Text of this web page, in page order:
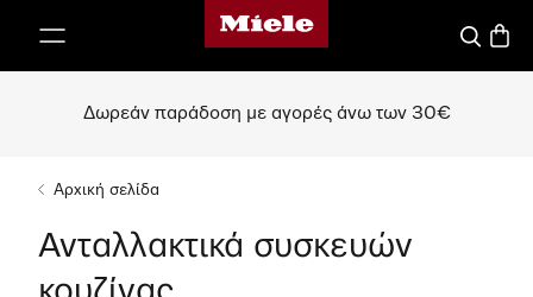
Αρχική σελίδα της Miele
Δωρεάν παράδοση με αγορές άνω των 30€
Αρχική σελίδα
Ανταλλακτικά συσκευών